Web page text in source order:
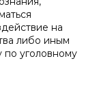
на
либо иным
по уголовному